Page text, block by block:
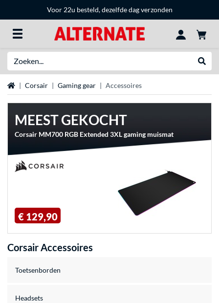
Voor 22u besteld, dezelfde dag verzonden
HomeCorsair Gaming gear Accessoires
MEEST GEKOCHT
Corsair MM700 RGB Extended 3XL gaming muismat
€ 129,90
Corsair Accessoires
Toetsenborden
Headsets